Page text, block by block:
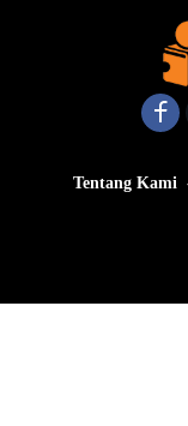
Tentang Kami